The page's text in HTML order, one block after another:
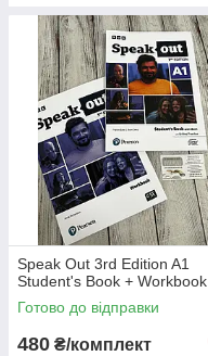
Speak Out 3rd Edition A1
Student's Book + Workbook
Готово до відправки
480 ₴/комплект